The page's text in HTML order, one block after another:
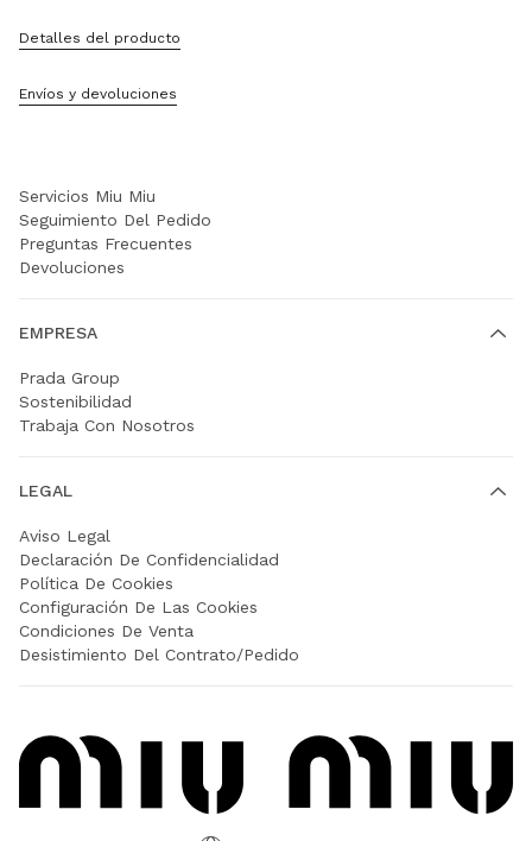
Detalles del producto
Envíos y devoluciones
Contactos
Sitemap
Servicios Miu Miu
Seguimiento Del Pedido
Preguntas Frecuentes
Devoluciones
EMPRESA
Prada Group
Sostenibilidad
Trabaja Con Nosotros
LEGAL
Aviso Legal
Declaración De Confidencialidad
Política De Cookies
Configuración De Las Cookies
Condiciones De Venta
Desistimiento Del Contrato/Pedido